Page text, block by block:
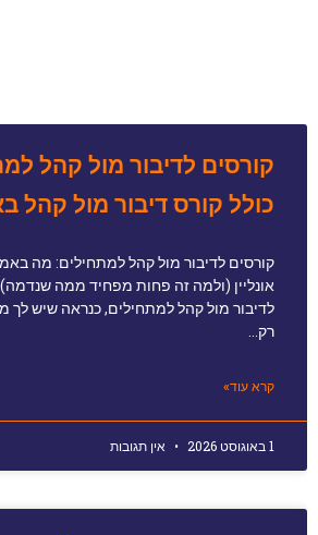
קורסים לדיבור מול קהל
כולל קורס דיבור מול קהל
קורסים לדיבור מול קהל למתחילים: מה
אונליין (ולמה זה פחות מפחיד ממה
לדיבור מול קהל למתחילים, כנראה שיש לך
רק…
קרא עוד»
1 באוגוסט 2026 אין תגובות